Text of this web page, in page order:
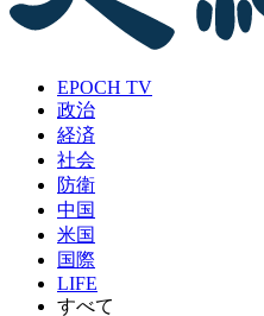
EPOCH TV
政治
経済
社会
防衛
中国
米国
国際
LIFE
すべて